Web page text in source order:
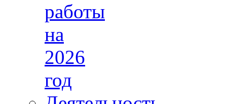
работы
на
2026
год